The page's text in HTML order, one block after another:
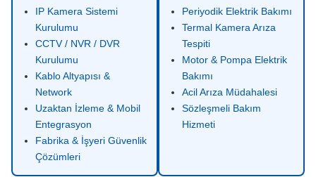
IP Kamera Sistemi
Kurulumu
CCTV / NVR / DVR
Kurulumu
Kablo Altyapısı &
Network
Uzaktan İzleme & Mobil
Entegrasyon
Fabrika & İşyeri Güvenlik
Çözümleri
Periyodik Elektrik Bakımı
Termal Kamera Arıza
Tespiti
Motor & Pompa Elektrik
Bakımı
Acil Arıza Müdahalesi
Sözleşmeli Bakım
Hizmeti